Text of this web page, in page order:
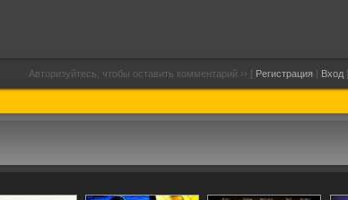
Авторизуйтесь, чтобы оставить комментарий ›› [ Регистрация | Вход ]